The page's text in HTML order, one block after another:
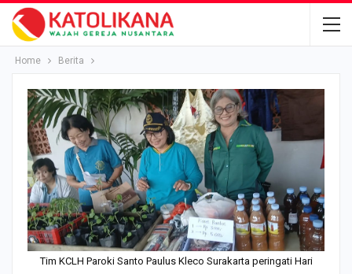
Home Berita
Tim KCLH Paroki Santo Paulus Kleco Surakarta peringati Hari